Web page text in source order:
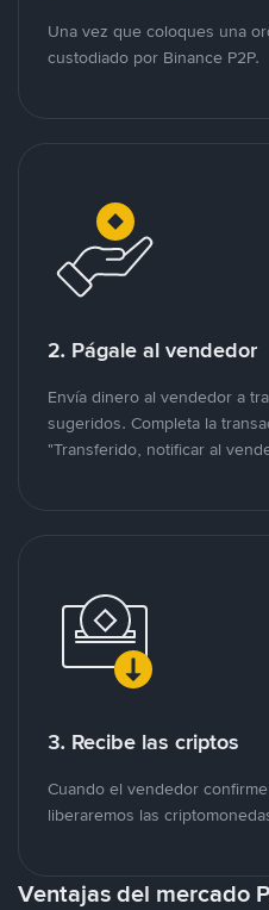
Una vez que coloques una
custodiado por Binance P2P.
2. Págale al vendedor
Envía dinero al vendedor a
sugeridos. Completa la
"Transferido, notificar al
3. Recibe las criptos
Cuando el vendedor
liberaremos las
Ventajas del mercado